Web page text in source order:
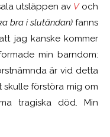
utsläppen av Voch
bra i slutändan)fanns
jag kanske kommer
min barndom:
är vid detta
förstöra mig om
tragiska död. Min